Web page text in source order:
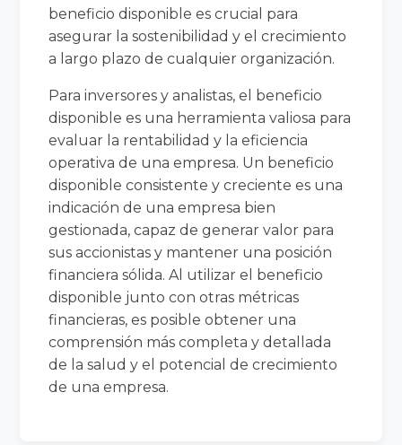
beneficio disponible es crucial para
asegurar la sostenibilidad y el crecimiento
a largo plazo de cualquier organización.
Para inversores y analistas, el beneficio
disponible es una herramienta valiosa para
evaluar la rentabilidad y la eficiencia
operativa de una empresa. Un beneficio
disponible consistente y creciente es una
indicación de una empresa bien
gestionada, capaz de generar valor para
sus accionistas y mantener una posición
financiera sólida. Al utilizar el beneficio
disponible junto con otras métricas
financieras, es posible obtener una
comprensión más completa y detallada
de la salud y el potencial de crecimiento
de una empresa.